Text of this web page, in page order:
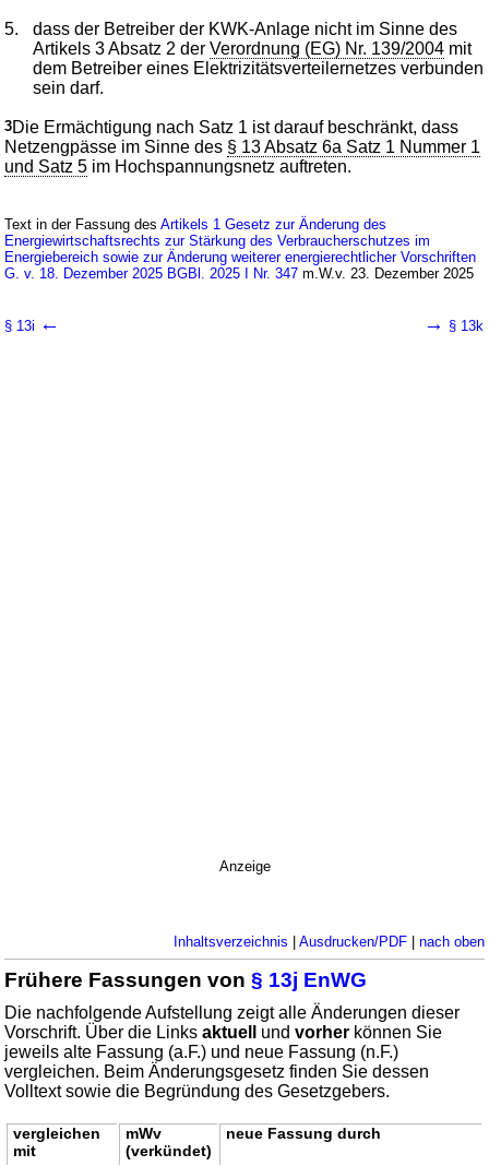
5.
dass der Betreiber der KWK-Anlage nicht im Sinne des
Artikels 3 Absatz 2 derVerordnung (EG) Nr. 139/2004 mit
dem Betreiber eines Elektrizitätsverteilernetzes verbunden
sein darf.
3Die Ermächtigung nach Satz 1 ist darauf beschränkt, dass
Netzengpässe im Sinne des § 13 Absatz 6a Satz 1 Nummer 1
und Satz 5 im Hochspannungsnetz auftreten.
Text in der Fassung desArtikels 1 Gesetz zur Änderung des
Energiewirtschaftsrechts zur Stärkung des Verbraucherschutzes im
Energiebereich sowie zur Änderung weiterer energierechtlicher Vorschriften
G. v. 18. Dezember 2025 BGBl. 2025 I Nr. 347 m.W.v. 23. Dezember 2025
§ 13i ← → § 13k
Anzeige
Inhaltsverzeichnis | Ausdrucken/PDF| nach oben
Frühere Fassungen von§ 13j EnWG
Die nachfolgende Aufstellung zeigt alle Änderungen dieser
Vorschrift. Über die Linksaktuell undvorher können Sie
jeweils alte Fassung (a.F.) und neue Fassung (n.F.)
vergleichen. Beim Änderungsgesetz finden Sie dessen
Volltext sowie die Begründung des Gesetzgebers.
vergleichen
mit
mWv
(verkündet)
neue Fassung durch